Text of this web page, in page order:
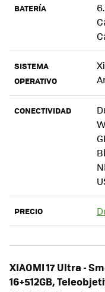
BATERÍA
SISTEMA
OPERATIVO
CONECTIVIDAD
PRECIO
XIAOMI 17 Ultra -
16+512GB,